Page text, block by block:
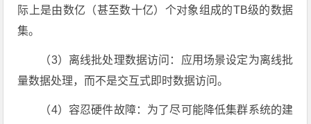
际上是由数亿（甚至数十亿）个对象组成的TB级的数据
集。
（3）离线批处理数据访问：应用场景设定为离线批
量数据处理，而不是交互式即时数据访问。
（4）容忍硬件故障：为了尽可能降低集群系统的建